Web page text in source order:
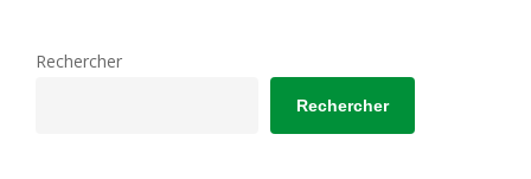
Rechercher
Rechercher